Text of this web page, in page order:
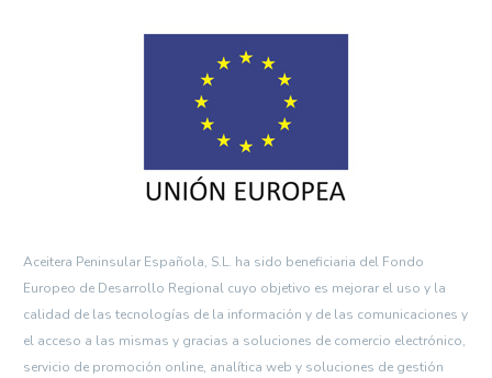
Aceitera Peninsular Española, S.L. ha sido beneficiaria del Fondo
Europeo de Desarrollo Regional cuyo objetivo es mejorar el uso y la
calidad de las tecnologías de la información y de las comunicaciones y
el acceso a las mismas y gracias a soluciones de comercio electrónico,
servicio de promoción online, analítica web y soluciones de gestión